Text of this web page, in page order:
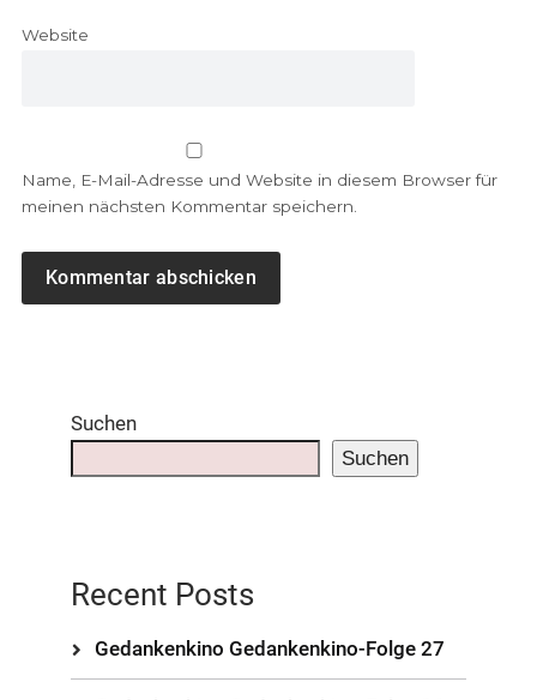
Website
Name, E-Mail-Adresse und Website in diesem Browser für
meinen nächsten Kommentar speichern.
Suchen
Suchen
Recent Posts
Gedankenkino Gedankenkino-Folge 27